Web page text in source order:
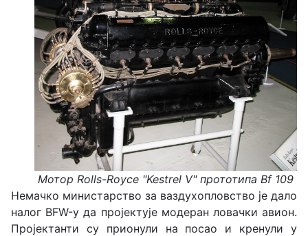
Мотор Rolls-Royce "Kestrel V"прототипа Bf 109
Немачко министарство за ваздухопловство је дало
налог BFW-у да пројектује модеран ловачки авион.
Пројектанти су прионули на посао и кренули у